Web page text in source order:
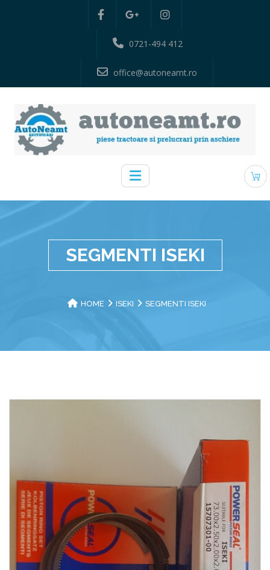
0721-494 412
office@autoneamt.ro
SEGMENTI ISEKI
HOME ISEKI SEGMENTI ISEKI